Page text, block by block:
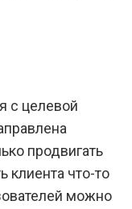
с целевой
продвигать
клиента что-то
можно